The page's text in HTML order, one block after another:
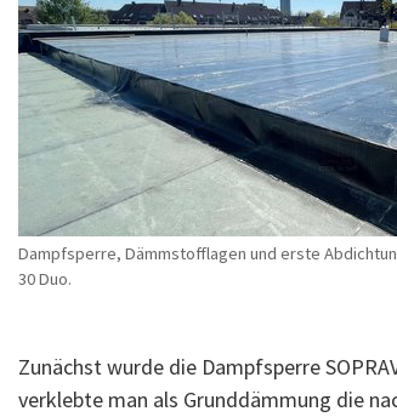
Dampfsperre, Dämmstofflagen und erste
30 Duo.
Zunächst wurde die Dampfsperre
verklebte man als Grunddämmung die